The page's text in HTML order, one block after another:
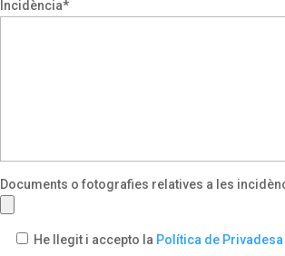
Incidència*
Documents o fotografies relatives a les
He llegit i accepto la Política de Privadesa